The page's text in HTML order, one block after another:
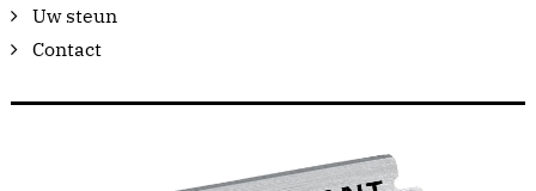
Uw steun
Contact